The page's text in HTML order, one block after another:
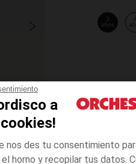
a
nos des tu consentimiento
horno y recopilar tus datos.
3
años
4